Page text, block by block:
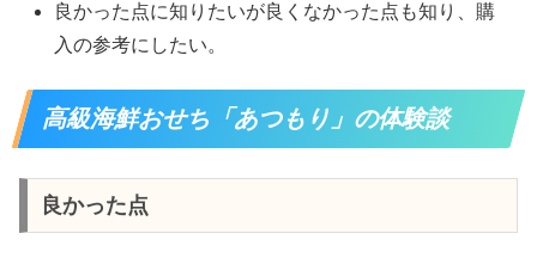
良かった点に知りたいが良くなかった点も知り、購
入の参考にしたい。
高級海鮮おせち「あつもり」の体験談
良かった点